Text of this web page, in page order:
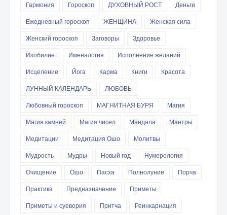
Гармония
Гороскоп ДУХОВНЫЙ РОСТ
Деньги
Ежедневный гороскоп
ЖЕНЩИНА
Женская сила
Женский гороскоп
Заговоры
Здоровье
Изобилие
Именалогия
Исполнение желаний
Исцеление
Йога Карма Книги
Красота
ЛУННЫЙ КАЛЕНДАРЬ
ЛЮБОВЬ
Любовный гороскоп
МАГНИТНАЯ БУРЯ
Магия
Магия камней
Магия чисел Мандала
Мантры
Медитации
Медитация Ошо
Молитвы
Мудрость
Мудры Новый год
Нумерология
Очищение
Ошо Пасха Полнолуние
Порча
Практика
Предназначение
Приметы
Приметы и суеверия
Притча
Реинкарнация